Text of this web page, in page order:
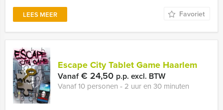
LEES MEER Favoriet
Escape City Tablet Game Haarlem
Vanaf€ 24,50 p.p. excl. BTW
Vanaf 10 personen ‐ 2 uur en 30 minuten